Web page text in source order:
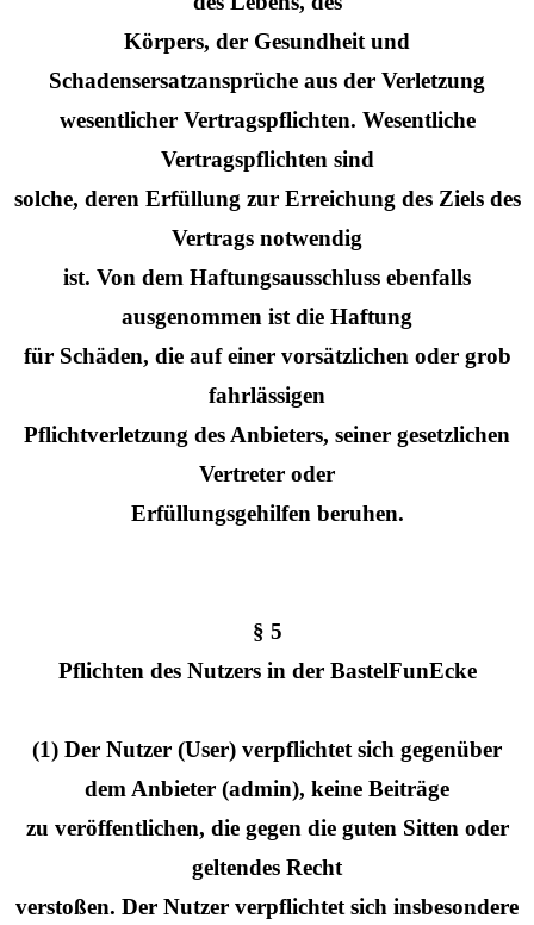
Körpers, der Gesundheit und
Schadensersatzansprüche aus der Verletzung
wesentlicher Vertragspflichten. Wesentliche
Vertragspflichten sind
solche, deren Erfüllung zur Erreichung des Ziels des
Vertrags notwendig
ist. Von dem Haftungsausschluss ebenfalls
ausgenommen ist die Haftung
für Schäden, die auf einer vorsätzlichen oder grob
fahrlässigen
Pflichtverletzung des Anbieters, seiner gesetzlichen
Vertreter oder
Erfüllungsgehilfen beruhen.
§ 5
Pflichten des Nutzers in der BastelFunEcke
(1) Der Nutzer (User) verpflichtet sich gegenüber
dem Anbieter (admin), keine Beiträge
zu veröffentlichen, die gegen die guten Sitten oder
geltendes Recht
verstoßen. Der Nutzer verpflichtet sich insbesondere